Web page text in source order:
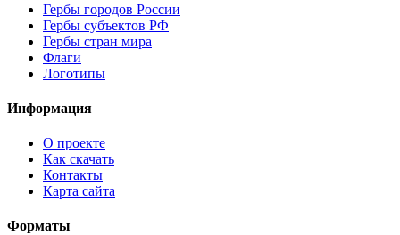
Гербы городов России
Гербы субъектов РФ
Гербы стран мира
Флаги
Логотипы
Информация
О проекте
Как скачать
Контакты
Карта сайта
Форматы